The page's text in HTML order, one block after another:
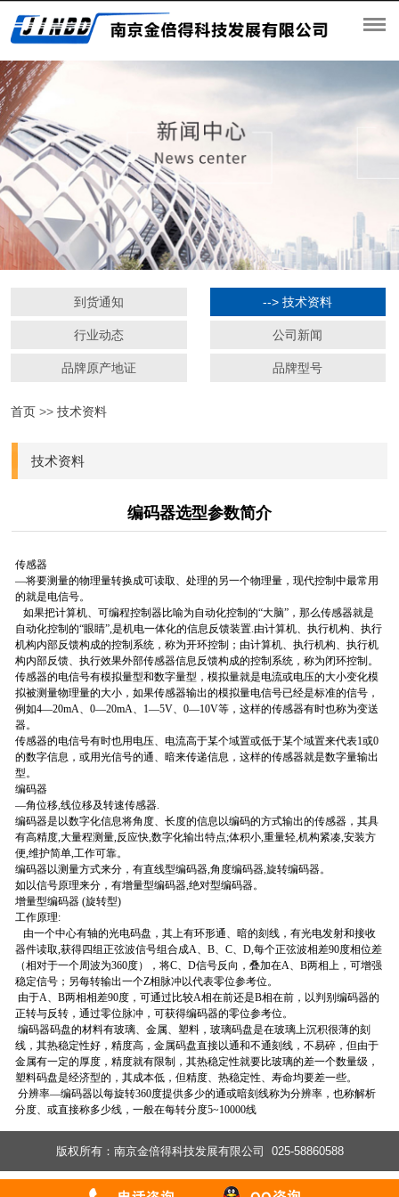
到货通知 --> 技术资料
行业动态 公司新闻
品牌原产地证 品牌型号
首页 >> 技术资料
技术资料
编码器选型参数简介
传感器
—将要测量的物理量转换成可读取、处理的另一个物理量，现代控制中最常用
的就是电信号。
如果把计算机、可编程控制器比喻为自动化控制的“大脑”，那么传感器就是
自动化控制的“眼睛”,是机电一体化的信息反馈装置.由计算机、执行机构、执行
机构内部反馈构成的控制系统，称为开环控制；由计算机、执行机构、执行机
构内部反馈、执行效果外部传感器信息反馈构成的控制系统，称为闭环控制。
传感器的电信号有模拟量型和数字量型，模拟量就是电流或电压的大小变化模
拟被测量物理量的大小，如果传感器输出的模拟量电信号已经是标准的信号，
例如4—20mA、0—20mA、1—5V、0—10V等，这样的传感器有时也称为变送
器。
传感器的电信号有时也用电压、电流高于某个域置或低于某个域置来代表1或0
的数字信息，或用光信号的通、暗来传递信息，这样的传感器就是数字量输出
型。
编码器
—角位移,线位移及转速传感器.
编码器是以数字化信息将角度、长度的信息以编码的方式输出的传感器，其具
有高精度,大量程测量,反应快,数字化输出特点;体积小,重量轻,机构紧凑,安装方
便,维护简单,工作可靠。
编码器以测量方式来分，有直线型编码器,角度编码器,旋转编码器。
如以信号原理来分，有增量型编码器,绝对型编码器。
增量型编码器 (旋转型)
工作原理:
由一个中心有轴的光电码盘，其上有环形通、暗的刻线，有光电发射和接收
器件读取,获得四组正弦波信号组合成A、B、C、D,每个正弦波相差90度相位差
（相对于一个周波为360度），将C、D信号反向，叠加在A、B两相上，可增强
稳定信号；另每转输出一个Z相脉冲以代表零位参考位。
由于A、B两相相差90度，可通过比较A相在前还是B相在前，以判别编码器的
正转与反转，通过零位脉冲，可获得编码器的零位参考位。
编码器码盘的材料有玻璃、金属、塑料，玻璃码盘是在玻璃上沉积很薄的刻
线，其热稳定性好，精度高，金属码盘直接以通和不通刻线，不易碎，但由于
金属有一定的厚度，精度就有限制，其热稳定性就要比玻璃的差一个数量级，
塑料码盘是经济型的，其成本低，但精度、热稳定性、寿命均要差一些。
分辨率—编码器以每旋转360度提供多少的通或暗刻线称为分辨率，也称解析
分度、或直接称多少线，一般在每转分度5~10000线
版权所有：南京金倍得科技发展有限公司 025-58860588